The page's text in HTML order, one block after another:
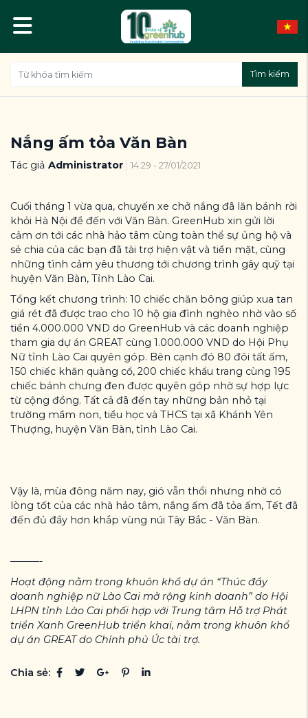
Tìm kiếm
Nắng ấm tỏa Văn Bàn
Tác giả Administrator 14:29 - 27/01/2021
Cuối tháng 1 vừa qua, chuyến xe chở nắng đã lăn bánh rời
khỏi Hà Nội để đến với Văn Bàn. GreenHub xin gửi lời
cảm ơn tới các nhà hảo tâm cùng toàn thể sự ủng hộ và
sẻ chia của các bạn đã tài trợ hiện vật và tiền mặt, cùng
những tình cảm yêu thương tới chương trình gây quỹ tại
huyện Văn Bàn, Tỉnh Lào Cai.
Tổng kết chương trình: 10 chiếc chăn bông giúp xua tan
giá rét đã được trao cho 10 hộ gia đình nghèo nhờ vào số
tiền 4.000.000 VND do GreenHub và các doanh nghiệp
tham gia dự án GREAT cùng 1.000.000 VND do Hội Phụ
Nữ tỉnh Lào Cai quyên góp. Bên cạnh đó 80 đôi tất ấm,
150 chiếc khăn quàng cổ, 200 chiếc khẩu trang cùng 195
chiếc bánh chưng đen được quyên góp nhờ sự hợp lực
từ cộng đồng. Tất cả đã đến tay những bản nhỏ tại
trường mầm non, tiểu học và THCS tại xã Khánh Yên
Thượng, huyện Văn Bàn, tỉnh Lào Cai.
Vậy là, mùa đông năm nay, gió vẫn thổi nhưng nhờ có
lòng tốt của các nhà hảo tâm, nắng ấm đã tỏa ấm, Tết đã
đến đủ đầy hơn khắp vùng núi Tây Bắc - Văn Bàn.
———-
Hoạt động nằm trong khuôn khổ dự án “Thúc đẩy
doanh nghiệp nữ Lào Cai mở rộng kinh doanh” do Hội
LHPN tỉnh Lào Cai phối hợp với Trung tâm Hỗ trợ Phát
triển Xanh GreenHub triển khai, nằm trong khuôn khổ
dự án GREAT do Chính phủ Úc tài trợ.
Chia sẻ: